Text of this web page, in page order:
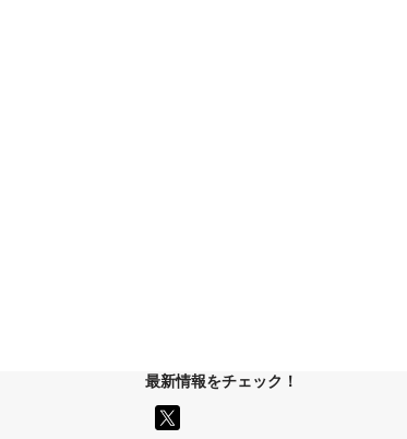
最新情報をチェック！